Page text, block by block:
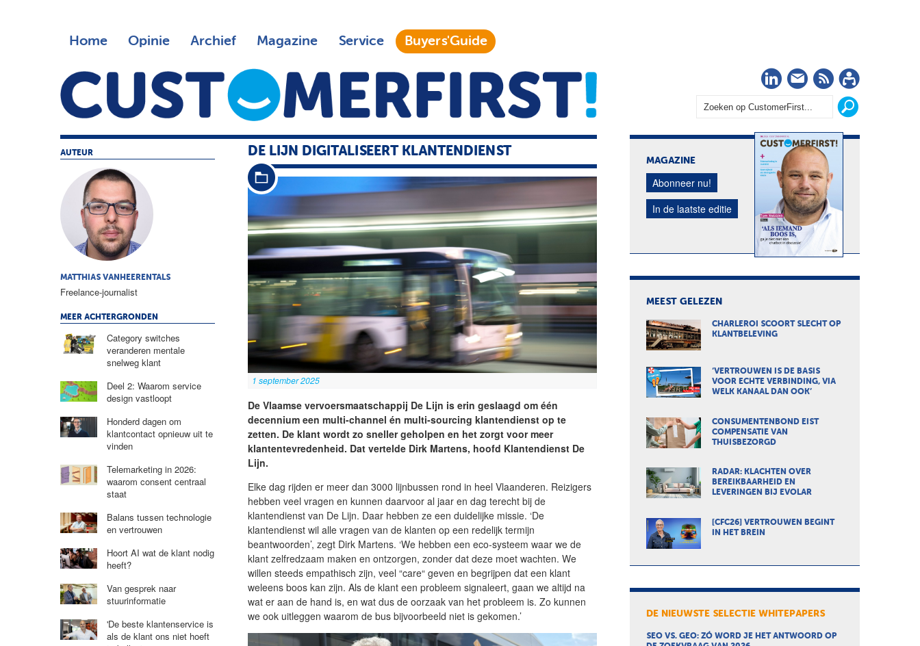
Home Opinie Archief Magazine Service Buyers'Guide
LinkedIn
Nieuwsbrief
RSS
DE LIJN DIGITALISEERT KLANTENDIENST
1 september 2025
De Vlaamse vervoersmaatschappij De Lijn is erin geslaagd om één
decennium een multi-channel én multi-sourcing klantendienst op te
zetten. De klant wordt zo sneller geholpen en het zorgt voor meer
klantentevredenheid. Dat vertelde Dirk Martens, hoofd Klantendienst De
Lijn.
Elke dag rijden er meer dan 3000 lijnbussen rond in heel Vlaanderen. Reizigers
hebben veel vragen en kunnen daarvoor al jaar en dag terecht bij de
klantendienst van De Lijn. Daar hebben ze een duidelijke missie. ‘De
klantendienst wil alle vragen van de klanten op een redelijk termijn
beantwoorden’, zegt Dirk Martens. ‘We hebben een eco-systeem waar we de
klant zelfredzaam maken en ontzorgen, zonder dat deze moet wachten. We
willen steeds empathisch zijn, veel “care“ geven en begrijpen dat een klant
weleens boos kan zijn. Als de klant een probleem signaleert, gaan we altijd na
wat er aan de hand is, en wat dus de oorzaak van het probleem is. Zo kunnen
we ook uitleggen waarom de bus bijvoorbeeld niet is gekomen.’
AUTEUR
MATTHIAS VANHEERENTALS
Freelance-journalist
MEER ACHTERGRONDEN
Category switches
veranderen mentale
snelweg klant
Deel 2: Waarom service
design vastloopt
Honderd dagen om
klantcontact opnieuw uit te
vinden
Telemarketing in 2026:
waarom consent centraal
staat
Balans tussen technologie
en vertrouwen
Hoort AI wat de klant nodig
heeft?
Van gesprek naar
stuurinformatie
'De beste klantenservice is
als de klant ons niet hoeft
MAGAZINE
Abonneer nu!
In de laatste editie
MEEST GELEZEN
CHARLEROI SCOORT SLECHT OP
KLANTBELEVING
‘VERTROUWEN IS DE BASIS
VOOR ECHTE VERBINDING, VIA
WELK KANAAL DAN OOK’
CONSUMENTENBOND EIST
COMPENSATIE VAN
THUISBEZORGD
RADAR: KLACHTEN OVER
BEREIKBAARHEID EN
LEVERINGEN BIJ EVOLAR
[CFC26] VERTROUWEN BEGINT
IN HET BREIN
DE NIEUWSTE SELECTIE WHITEPAPERS
SEO VS. GEO: ZÓ WORD JE HET ANTWOORD OP